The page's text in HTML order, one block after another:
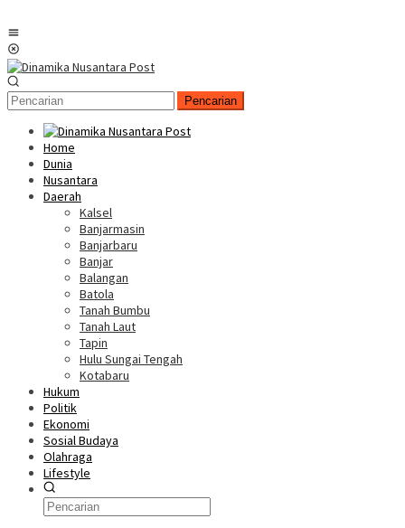
Pencarian
Home
Dunia
Nusantara
Daerah
Kalsel
Banjarmasin
Banjarbaru
Banjar
Balangan
Batola
Tanah Bumbu
Tanah Laut
Tapin
Hulu Sungai Tengah
Kotabaru
Hukum
Politik
Ekonomi
Sosial Budaya
Olahraga
Lifestyle